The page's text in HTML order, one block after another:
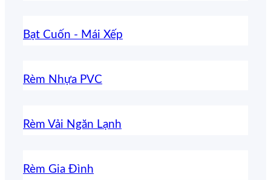
Bạt Cuốn - Mái Xếp
Rèm Nhựa PVC
Rèm Vải Ngăn Lạnh
Rèm Gia Đình